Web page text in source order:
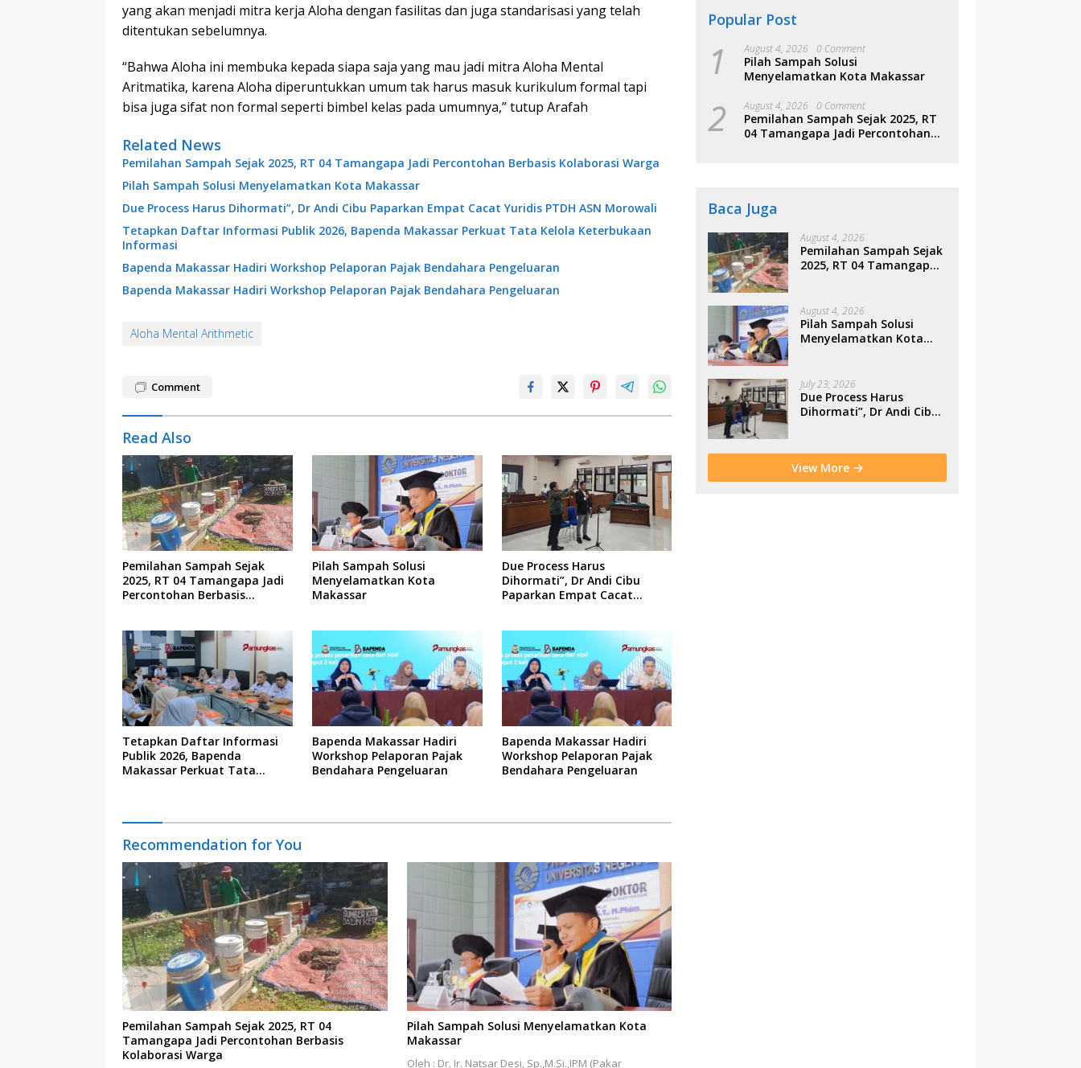
yang akan menjadi mitra kerja Aloha dengan fasilitas dan juga standarisasi yang telah
ditentukan sebelumnya.
“Bahwa Aloha ini membuka kepada siapa saja yang mau jadi mitra Aloha Mental
Aritmatika, karena Aloha diperuntukkan umum tak harus masuk kurikulum formal tapi
bisa juga sifat non formal seperti bimbel kelas pada umumnya,” tutup Arafah
Related News
Pemilahan Sampah Sejak 2025, RT 04 Tamangapa Jadi Percontohan Berbasis Kolaborasi Warga
Pilah Sampah Solusi Menyelamatkan Kota Makassar
Due Process Harus Dihormati”, Dr Andi Cibu Paparkan Empat Cacat Yuridis PTDH ASN Morowali
Tetapkan Daftar Informasi Publik 2026, Bapenda Makassar Perkuat Tata Kelola Keterbukaan
Informasi
Bapenda Makassar Hadiri Workshop Pelaporan Pajak Bendahara Pengeluaran
Bapenda Makassar Hadiri Workshop Pelaporan Pajak Bendahara Pengeluaran
Aloha Mental Arithmetic
Comment
Read Also
Pemilahan Sampah Sejak
2025, RT 04 Tamangapa Jadi
Percontohan Berbasis
Pilah Sampah Solusi
Menyelamatkan Kota
Makassar
Due Process Harus
Dihormati”, Dr Andi Cibu
Paparkan Empat Cacat
Tetapkan Daftar Informasi
Publik 2026, Bapenda
Makassar Perkuat Tata
Bapenda Makassar Hadiri
Workshop Pelaporan Pajak
Bendahara Pengeluaran
Bapenda Makassar Hadiri
Workshop Pelaporan Pajak
Bendahara Pengeluaran
Recommendation for You
Pemilahan Sampah Sejak 2025, RT 04
Tamangapa Jadi Percontohan Berbasis
Kolaborasi Warga
Pilah Sampah Solusi Menyelamatkan Kota
Makassar
Oleh : Dr. Ir. Natsar Desi, Sp.,M.Si.,IPM (Pakar
Popular Post
1 August 4, 2026 0 Comment
Pilah Sampah Solusi
Menyelamatkan Kota Makassar
2 August 4, 2026 0 Comment
Pemilahan Sampah Sejak 2025, RT
04 Tamangapa Jadi Percontohan
Baca Juga
August 4, 2026
Pemilahan Sampah Sejak
2025, RT 04 Tamangapa
Warga
August 4, 2026
Pilah Sampah Solusi
Menyelamatkan Kota
July 23, 2026
Due Process Harus
Dihormati”, Dr Andi Cibu
Morowali
View More